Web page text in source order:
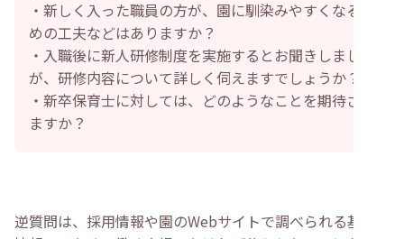
・新しく入った職員の方が、園に馴染みやすくなるた
めの工夫などはありますか？
・入職後に新人研修制度を実施するとお聞きしました
が、研修内容について詳しく伺えますでしょうか？
・新卒保育士に対しては、どのようなことを期待され
ますか？
逆質問は、採用情報や園のWebサイトで調べられる基本